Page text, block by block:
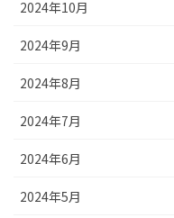
2024年10月
2024年9月
2024年8月
2024年7月
2024年6月
2024年5月